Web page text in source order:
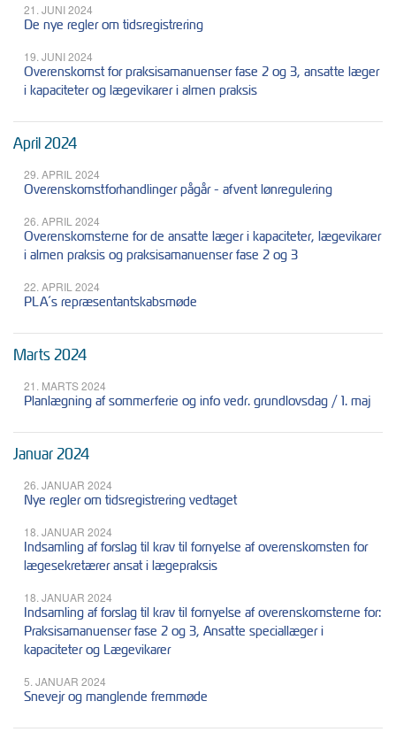
21. JUNI 2024
De nye regler om tidsregistrering
19. JUNI 2024
Overenskomst for praksisamanuenser fase 2 og 3, ansatte læger
i kapaciteter og lægevikarer i almen praksis
April 2024
29. APRIL 2024
Overenskomstforhandlinger pågår - afvent lønregulering
26. APRIL 2024
Overenskomsterne for de ansatte læger i kapaciteter, lægevikarer
i almen praksis og praksisamanuenser fase 2 og 3
22. APRIL 2024
PLA´s repræsentantskabsmøde
Marts 2024
21. MARTS 2024
Planlægning af sommerferie og info vedr. grundlovsdag / 1. maj
Januar 2024
26. JANUAR 2024
Nye regler om tidsregistrering vedtaget
18. JANUAR 2024
Indsamling af forslag til krav til fornyelse af overenskomsten for
lægesekretærer ansat i lægepraksis
18. JANUAR 2024
Indsamling af forslag til krav til fornyelse af overenskomsterne for:
Praksisamanuenser fase 2 og 3, Ansatte speciallæger i
kapaciteter og Lægevikarer
5. JANUAR 2024
Snevejr og manglende fremmøde